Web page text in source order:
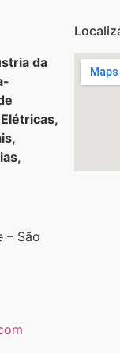
da
– São